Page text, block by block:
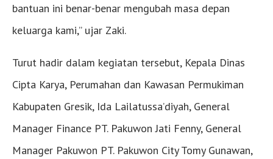
bantuan ini benar-benar mengubah masa depan
keluarga kami,” ujar Zaki.
Turut hadir dalam kegiatan tersebut, Kepala Dinas
Cipta Karya, Perumahan dan Kawasan Permukiman
Kabupaten Gresik, Ida Lailatussa’diyah, General
Manager Finance PT. Pakuwon Jati Fenny, General
Manager Pakuwon PT. Pakuwon City Tomy Gunawan,